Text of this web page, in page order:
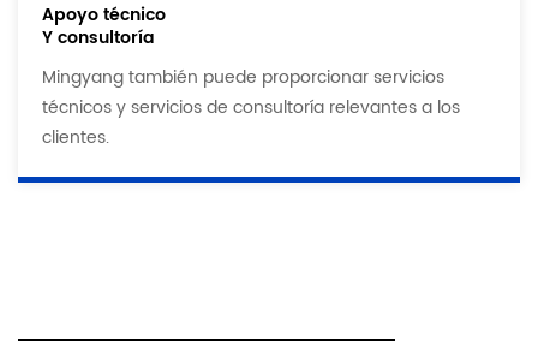
Apoyo técnico
Y consultoría
Mingyang también puede proporcionar servicios
técnicos y servicios de consultoría relevantes a los
clientes.